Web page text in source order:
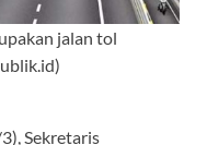
jalan tol
Sekretaris